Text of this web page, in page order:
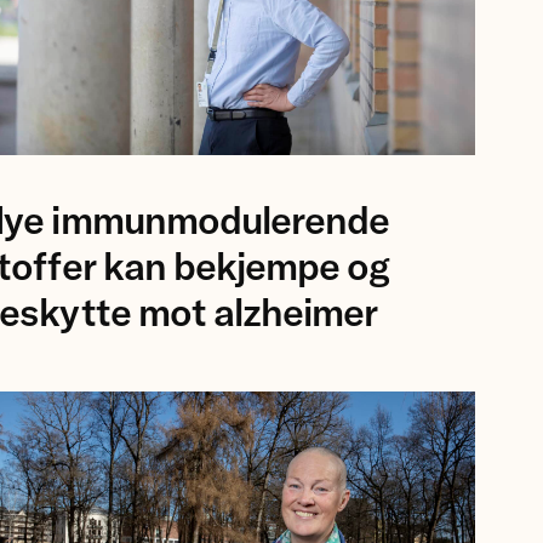
immunmodulerende
kan bekjempe og
mot alzheimer